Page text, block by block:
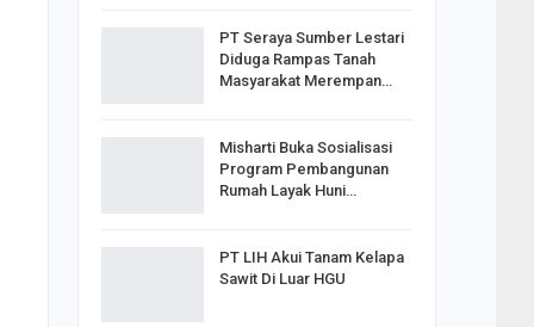
PT Seraya Sumber Lestari
Diduga Rampas Tanah
Masyarakat Merempan…
Misharti Buka Sosialisasi
Program Pembangunan
Rumah Layak Huni…
PT LIH Akui Tanam Kelapa
Sawit Di Luar HGU